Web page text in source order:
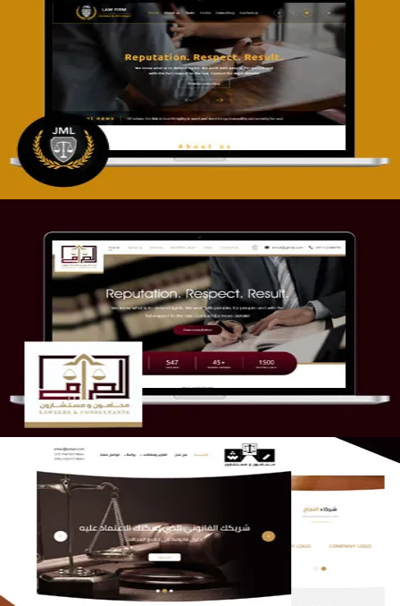
تصميم موقع آل جبار والمزارقة للمحاماة
التفاصيل
موقع الصرامي للمحاماة
التفاصيل
الريس والشعلان للمحاماة
التفاصيل